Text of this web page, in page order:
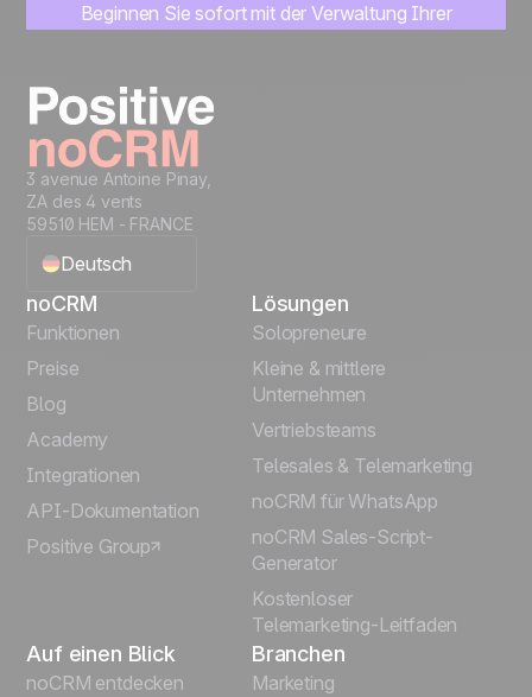
Beginnen Sie sofort mit der Verwaltung Ihrer
3 avenue Antoine Pinay,
ZA des 4 vents
59510 HEM - FRANCE
Deutsch
English
Español
Português
Italiano
noCRM
Funktionen
Preise
Blog
Academy
Integrationen
API-Dokumentation
Positive Group
Lösungen
Solopreneure
Kleine & mittlere
Unternehmen
Vertriebsteams
Telesales & Telemarketing
noCRM für WhatsApp
noCRM Sales-Script-
Generator
Kostenloser
Telemarketing-Leitfaden
Auf einen Blick
noCRM entdecken
Branchen
Marketing